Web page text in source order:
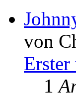
von
Erster
1